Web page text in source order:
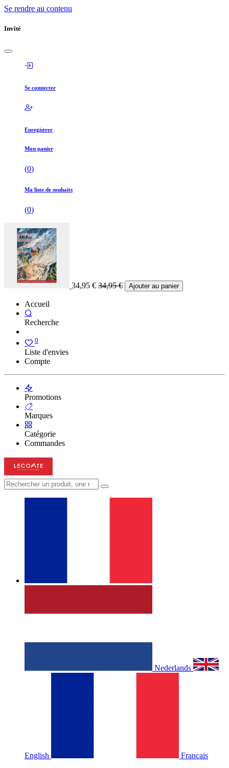
Se rendre au contenu
Invité
Se connecter
Enregistrer
Mon panier
(0)
Ma liste de souhaits
(0)
34,95 € 34,95€ Ajouter au panier
Accueil
Recherche
0
Liste d'envies
Compte
Promotions
Marques
Catégorie
Commandes
Nederlands
English
Français